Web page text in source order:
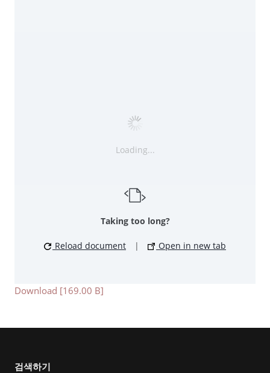
Loading...
Taking too long?
Reload document | Open in new tab
Download [169.00 B]
검색하기